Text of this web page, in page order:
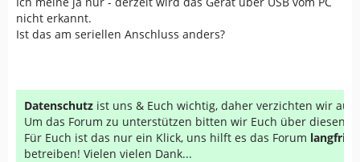
nicht erkannt.
Ist das am seriellen Anschluss anders?
Datenschutz ist uns & Euch wichtig, daher verzichten wir auf
Um das Forum zu unterstützen bitten wir Euch über diesen
Für Euch ist das nur ein Klick, uns hilft es das Forum
betreiben! Vielen vielen Dank...